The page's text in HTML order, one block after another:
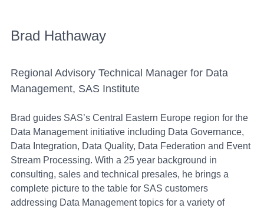
Brad Hathaway
Regional Advisory Technical Manager for Data
Management, SAS Institute
Brad guides SAS’s Central Eastern Europe region for the
Data Management initiative including Data Governance,
Data Integration, Data Quality, Data Federation and Event
Stream Processing. With a 25 year background in
consulting, sales and technical presales, he brings a
complete picture to the table for SAS customers
addressing Data Management topics for a variety of